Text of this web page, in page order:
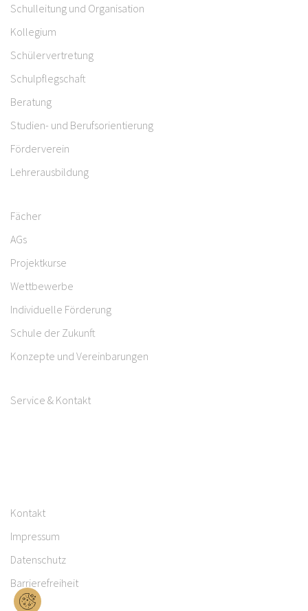
Schulleitung und Organisation
Kollegium
Schülervertretung
Schulpflegschaft
Beratung
Studien- und Berufsorientierung
Förderverein
Lehrerausbildung
Fächer
AGs
Projektkurse
Wettbewerbe
Individuelle Förderung
Schule der Zukunft
Konzepte und Vereinbarungen
Service & Kontakt
Kontakt
Impressum
Datenschutz
Barrierefreiheit